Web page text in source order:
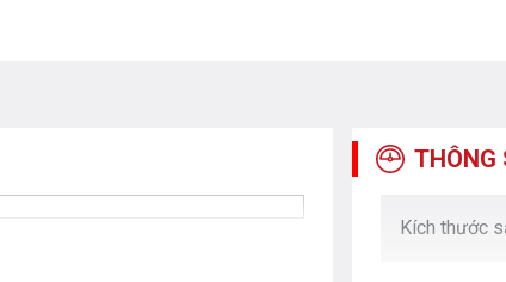
THÔNG
Kích thước